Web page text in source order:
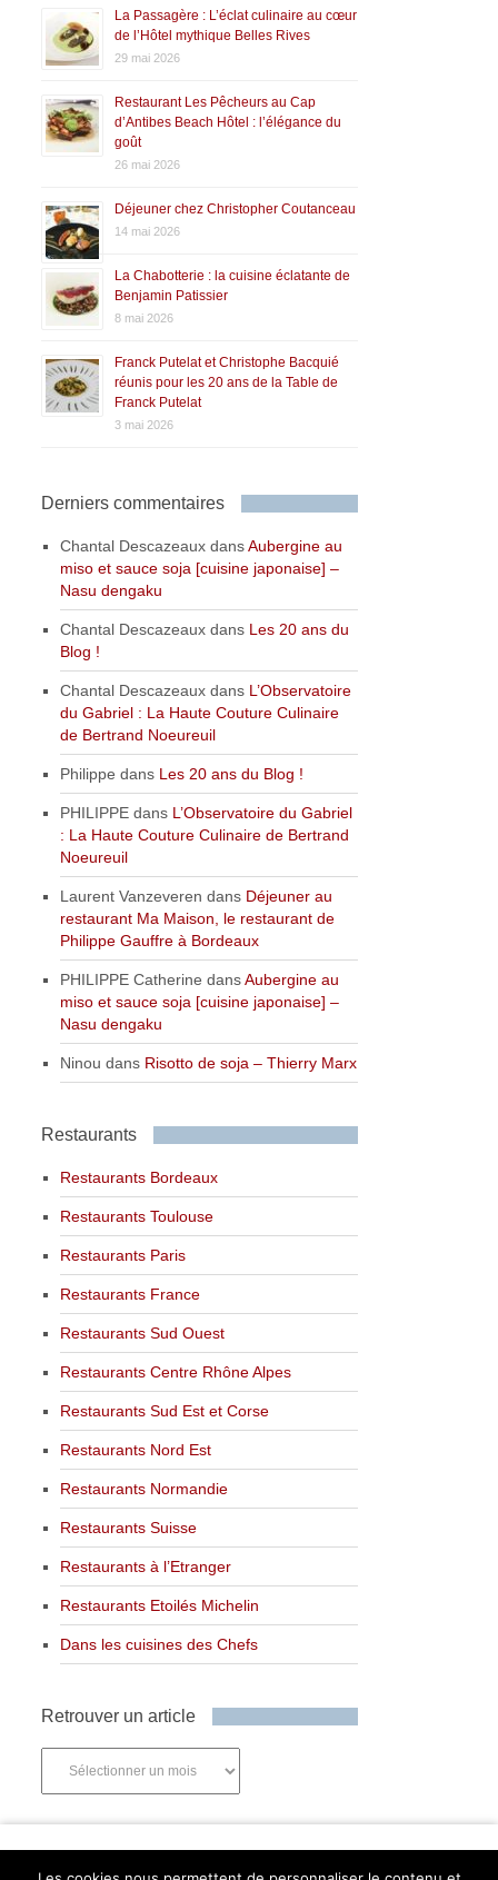
La Passagère : L’éclat culinaire au cœur
de l’Hôtel mythique Belles Rives
29 mai 2026
Restaurant Les Pêcheurs au Cap
d’Antibes Beach Hôtel : l’élégance du
goût
26 mai 2026
Déjeuner chez Christopher Coutanceau
14 mai 2026
La Chabotterie : la cuisine éclatante de
Benjamin Patissier
8 mai 2026
Franck Putelat et Christophe Bacquié
réunis pour les 20 ans de la Table de
Franck Putelat
3 mai 2026
Derniers commentaires
Chantal Descazeaux dansAubergine au
miso et sauce soja [cuisine japonaise] –
Nasu dengaku
Chantal Descazeaux dans Les 20 ans du
Blog !
Chantal Descazeaux dans L’Observatoire
du Gabriel : La Haute Couture Culinaire
de Bertrand Noeureuil
Philippe dans Les 20 ans du Blog !
PHILIPPE dans L’Observatoire du Gabriel
: La Haute Couture Culinaire de Bertrand
Noeureuil
Laurent Vanzeveren dans Déjeuner au
restaurant Ma Maison, le restaurant de
Philippe Gauffre à Bordeaux
PHILIPPE Catherine dansAubergine au
miso et sauce soja [cuisine japonaise] –
Nasu dengaku
Ninou dans Risotto de soja – Thierry Marx
Restaurants
Restaurants Bordeaux
Restaurants Toulouse
Restaurants Paris
Restaurants France
Restaurants Sud Ouest
Restaurants Centre Rhône Alpes
Restaurants Sud Est et Corse
Restaurants Nord Est
Restaurants Normandie
Restaurants Suisse
Restaurants à l’Etranger
Restaurants Etoilés Michelin
Dans les cuisines des Chefs
Retrouver un article